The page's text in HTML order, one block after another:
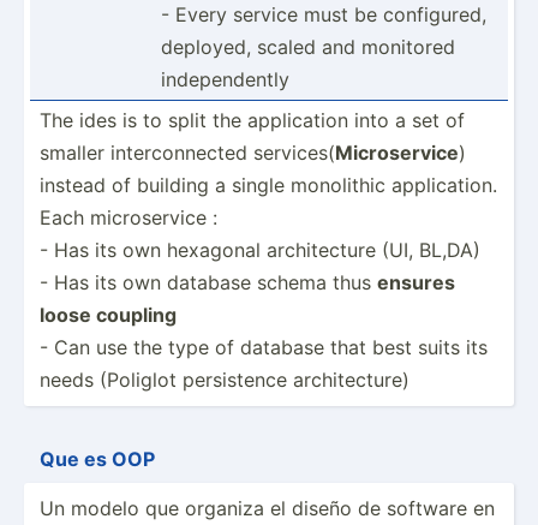
- Every service must be config­ured,
deployed, scaled and monitored
indepe­ndently
The ides is to split the applic­ation into a set of
smaller interc­onn­ected services(Micros­ervice)
instead of building a single monolithic applic­ation.
Each micros­ervice :
- Has its own hexagonal archit­ecture (UI, BL,DA)
- Has its own database schema thus ensures
loose coupling
- Can use the type of database that best suits its
needs (Poliglot persis­tence archit­ecture)
Que es OOP
Un modelo que organiza el diseño de software en